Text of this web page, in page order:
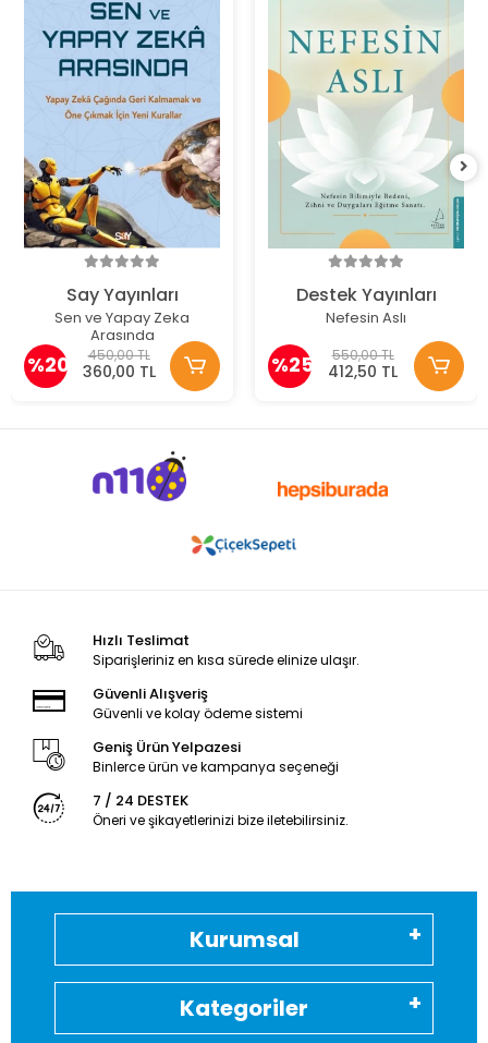
Say Yayınları
Sen ve Yapay Zeka
Arasında
%20 450,00 TL
360,00 TL
Destek Yayınları
Nefesin Aslı
%25 550,00 TL
412,50 TL
Hızlı Teslimat
Siparişleriniz en kısa sürede elinize ulaşır.
Güvenli Alışveriş
Güvenli ve kolay ödeme sistemi
Geniş Ürün Yelpazesi
Binlerce ürün ve kampanya seçeneği
7 / 24 DESTEK
Öneri ve şikayetlerinizi bize iletebilirsiniz.
Kurumsal
Kategoriler